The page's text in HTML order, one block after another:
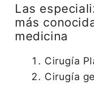
Las
más
medicina
Cirugía
Cirugía